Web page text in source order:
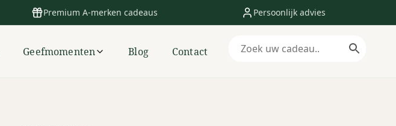
Premium A-merken cadeaus Persoonlijk advies
Geefmomenten Blog Contact